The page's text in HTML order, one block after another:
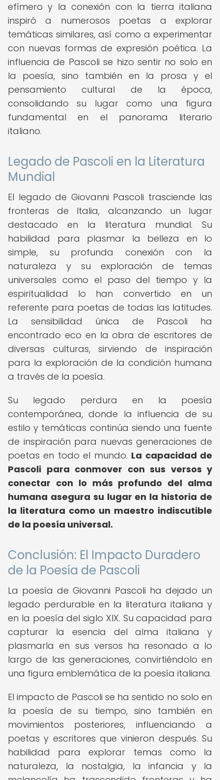
efímero y la conexión con la tierra italiana
inspiró a numerosos poetas a explorar
temáticas similares, así como a experimentar
con nuevas formas de expresión poética. La
influencia de Pascoli se hizo sentir no solo en
la poesía, sino también en la prosa y el
pensamiento cultural de la época,
consolidando su lugar como una figura
fundamental en el panorama literario
italiano.
Legado de Pascoli en la Literatura
Mundial
El legado de Giovanni Pascoli trasciende las
fronteras de Italia, alcanzando un lugar
destacado en la literatura mundial. Su
habilidad para plasmar la belleza en lo
simple, su profunda conexión con la
naturaleza y su exploración de temas
universales como el paso del tiempo y la
espiritualidad lo han convertido en un
referente para poetas de todas las latitudes.
La sensibilidad única de Pascoli ha
encontrado eco en la obra de escritores de
diversas culturas, sirviendo de inspiración
para la exploración de la condición humana
a través de la poesía.
Su legado perdura en la poesía
contemporánea, donde la influencia de su
estilo y temáticas continúa siendo una fuente
de inspiración para nuevas generaciones de
poetas en todo el mundo. La capacidad de
Pascoli para conmover con sus versos y
conectar con lo más profundo del alma
humana asegura su lugar en la historia de
la literatura como un maestro indiscutible
de la poesía universal.
Conclusión: El Impacto Duradero
de la Poesía de Pascoli
La poesía de Giovanni Pascoli ha dejado un
legado perdurable en la literatura italiana y
en la poesía del siglo XIX. Su capacidad para
capturar la esencia del alma italiana y
plasmarla en sus versos ha resonado a lo
largo de las generaciones, convirtiéndolo en
una figura emblemática de la poesía italiana.
El impacto de Pascoli se ha sentido no solo en
la poesía de su tiempo, sino también en
movimientos posteriores, influenciando a
poetas y escritores que vinieron después. Su
habilidad para explorar temas como la
naturaleza, la nostalgia, la infancia y la